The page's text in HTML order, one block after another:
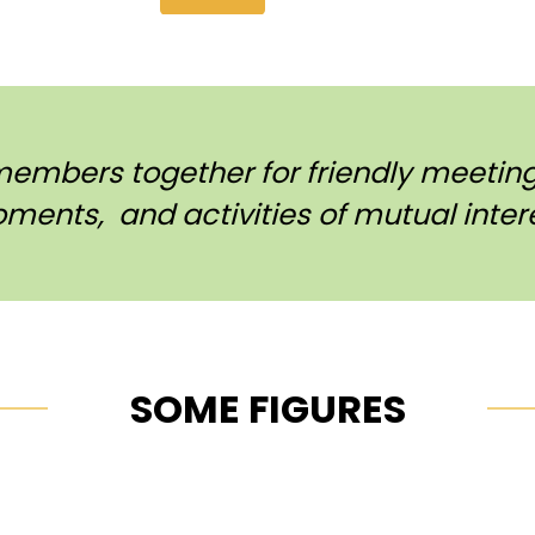
together for friendly
and activities of mutual
SOME FIGURES